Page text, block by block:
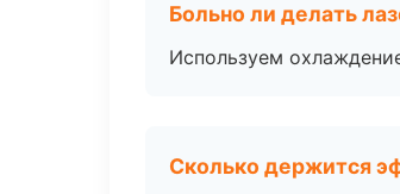
Больно ли делать
Используем
Сколько держится